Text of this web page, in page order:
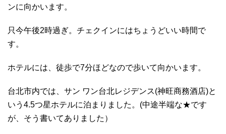
ンに向かいます。
只今午後2時過ぎ。チェクインにはちょうどいい時間で
す。
ホテルには、徒歩で7分ほどなので歩いて向かいます。
台北市内では、サン ワン台北レジデンス(神旺商務酒店)と
いう4.5つ星ホテルに泊まりました。(中途半端な★です
が、そう書いてありました）